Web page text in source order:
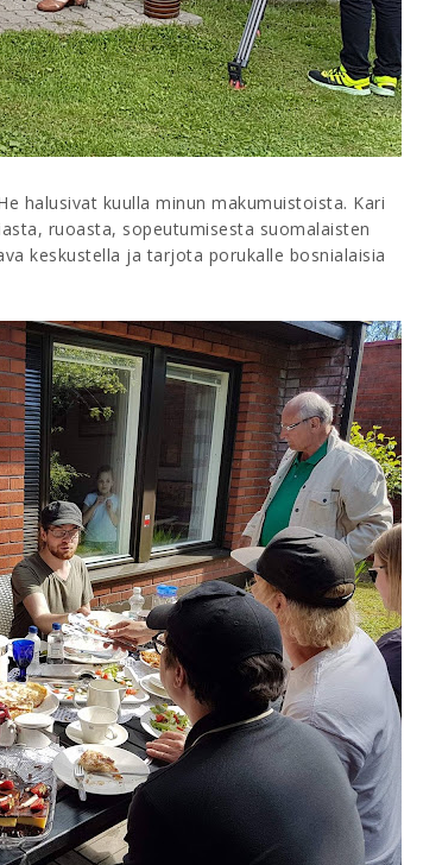
halusivat kuulla minun makumuistoista. Kari
ruoasta, sopeutumisesta suomalaisten
keskustella ja tarjota porukalle bosnialaisia